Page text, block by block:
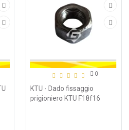
0
KTU - Dado fissaggio
prigioniero KTU F18f16